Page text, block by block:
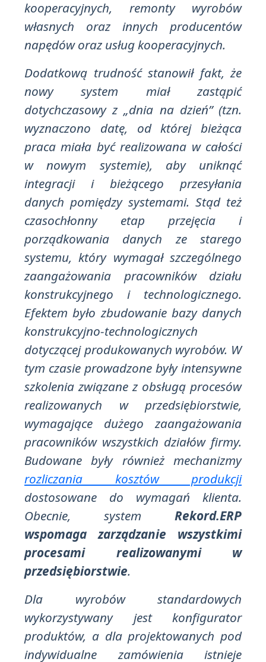
kooperacyjnych, remonty wyrobów
własnych oraz innych producentów
napędów oraz usług kooperacyjnych.
Dodatkową trudność stanowił fakt, że
nowy system miał zastąpić
dotychczasowy z „dnia na dzień” (tzn.
wyznaczono datę, od której bieżąca
praca miała być realizowana w całości
w nowym systemie), aby uniknąć
integracji i bieżącego przesyłania
danych pomiędzy systemami. Stąd też
czasochłonny etap przejęcia i
porządkowania danych ze starego
systemu, który wymagał szczególnego
zaangażowania pracowników działu
konstrukcyjnego i technologicznego.
Efektem było zbudowanie bazy danych
konstrukcyjno-technologicznych
dotyczącej produkowanych wyrobów. W
tym czasie prowadzone były intensywne
szkolenia związane z obsługą procesów
realizowanych w przedsiębiorstwie,
wymagające dużego zaangażowania
pracowników wszystkich działów firmy.
Budowane były również mechanizmy
rozliczania kosztów produkcji
dostosowane do wymagań klienta.
Obecnie, system Rekord.ERP
wspomaga zarządzanie wszystkimi
procesami realizowanymi w
przedsiębiorstwie.
Dla wyrobów standardowych
wykorzystywany jest konfigurator
produktów, a dla projektowanych pod
indywidualne zamówienia istnieje